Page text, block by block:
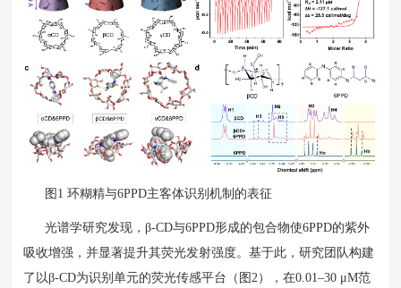
图1 环糊精与6PPD主客体识别机制的表征
光谱学研究发现，β-CD与6PPD形成的包合物使6PPD的紫外
吸收增强，并显著提升其荧光发射强度。基于此，研究团队构建
了以β-CD为识别单元的荧光传感平台（图2），在0.01–30 μM范